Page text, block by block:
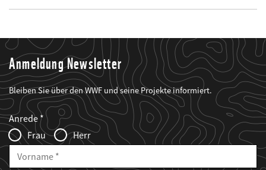
Anmeldung Newsletter
Bleiben Sie über den WWF und seine Projekte informiert.
Web2Case
Infofelder
Fieldset
anrede_name
Anrede
Frau
Herr
Vorname